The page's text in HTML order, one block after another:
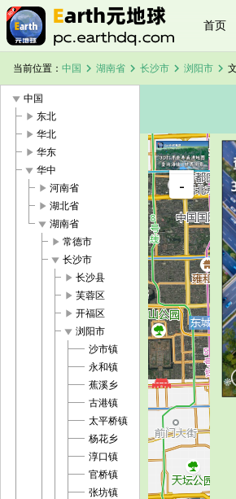
首页
当前位置： 中国 chevron_right 湖南省 chevron_right 长沙市 chevron_right 浏阳市 chevron_right
play_arrow 中国
play_arrow 东北
play_arrow 华北
play_arrow 华东
play_arrow 华中
play_arrow 河南省
play_arrow 湖北省
play_arrow 湖南省
play_arrow 常德市
play_arrow 长沙市
play_arrow 长沙县
play_arrow 芙蓉区
play_arrow 开福区
play_arrow 浏阳市
沙市镇
永和镇
蕉溪乡
古港镇
太平桥镇
杨花乡
淳口镇
官桥镇
张坊镇
文家市镇卫
星地图
加载中，请
稍候...
+
-